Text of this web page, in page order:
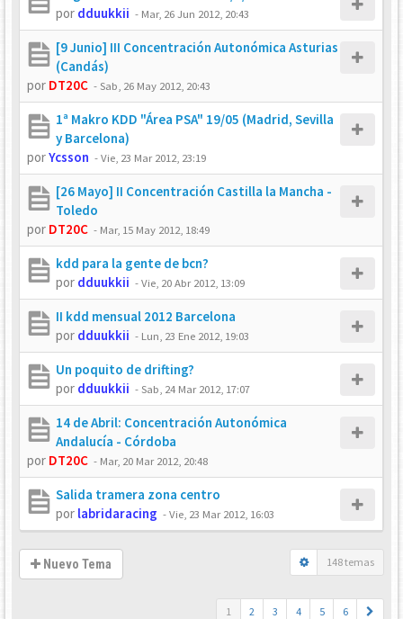
por dduukkii - Mar, 26 Jun 2012, 20:43
[9 Junio] III Concentración Autonómica Asturias
(Candás)
por DT20C -Sab, 26 May 2012, 20:43
1ª Makro KDD "Área PSA" 19/05 (Madrid, Sevilla
y Barcelona)
porYcsson -Vie, 23 Mar 2012, 23:19
[26 Mayo] II Concentración Castilla la Mancha -
Toledo
por DT20C - Mar, 15 May 2012, 18:49
kdd para la gente de bcn?
por dduukkii -Vie, 20 Abr 2012, 13:09
II kdd mensual 2012 Barcelona
por dduukkii - Lun, 23 Ene 2012, 19:03
Un poquito de drifting?
por dduukkii -Sab, 24 Mar 2012, 17:07
14 de Abril: Concentración Autonómica
Andalucía - Córdoba
por DT20C - Mar, 20 Mar 2012, 20:48
Salida tramera zona centro
por labridaracing -Vie, 23 Mar 2012, 16:03
Nuevo Tema 148 temas
1 2 3 4 5 6